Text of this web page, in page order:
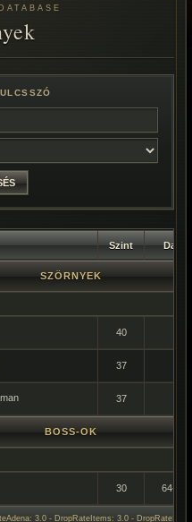
Szint Darab
SZÖRNYEK
40
37
37
BOSS-OK
30 64-
3.0 - DropRateItems: 3.0 -